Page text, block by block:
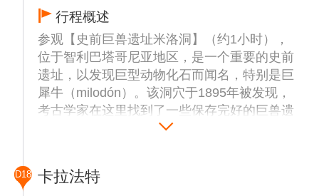
行程概述
参观【史前巨兽遗址米洛洞】（约1小时），
位于智利巴塔哥尼亚地区，是一个重要的史前
遗址，以发现巨型动物化石而闻名，特别是巨
犀牛（milodón）。该洞穴于1895年被发现，
考古学家在这里找到了一些保存完好的巨兽遗
骸，包括巨型地懒。随后过境前往卡拉法特。
D18 卡拉法特